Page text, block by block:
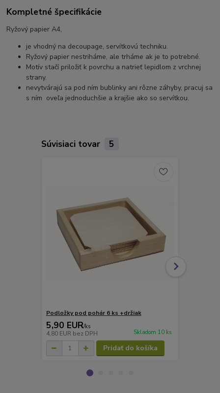
Kompletné špecifikácie
Ryžový papier A4,
je vhodný na decoupage, servítkovú techniku.
Ryžový papier nestriháme, ale trháme ak je to potrebné.
Motív stačí priložiť k povrchu a natrieť lepidlom z vrchnej
strany.
nevytvárajú sa pod ním bublinky ani rôzne záhyby, pracuj sa
s ním oveľa jednoduchšie a krajšie ako so servítkou.
Súvisiaci tovar 5
Podložky pod pohár 6 ks +držiak
5,90 EUR/ks
4,80 EUR bez DPH Skladom 10 ks
Pridať do košíka